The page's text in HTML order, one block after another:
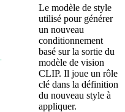
Le modèle de style
utilisé pour générer
un nouveau
conditionnement
basé sur la sortie du
modèle de vision
CLIP. Il joue un rôle
clé dans la définition
du nouveau style à
appliquer.